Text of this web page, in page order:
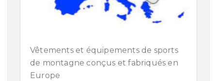
Vêtements et équipements de sports
de montagne conçus et fabriqués en
Europe